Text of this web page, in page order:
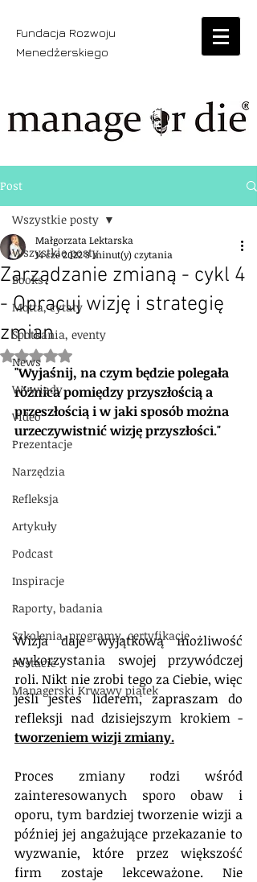
Fundacja Rozwoju
Menedżerskiego
Post
Wszystkie posty
Books
Motta, cytaty
Spotkania, eventy
News
Wywiady
Video
Prezentacje
Narzędzia
Refleksja
Artykuły
Podcast
Inspiracje
Raporty, badania
Szkolenia, programy, certyfikacje
Postacie
Managerski Krwawy piątek
Wszystkie posty
Zarządzanie zmianą - cykl 4
- Opracuj wizję i strategię
zmian
Małgorzata Lektarska
14 cze 20223 minut(y) czytania
Oceniono na NaN z 5 gwiazdek.
"Wyjaśnij, na czym będzie polegała
różnica pomiędzy przyszłością a
przeszłością i w jaki sposób można
urzeczywistnić wizję przyszłości."
Wizja daje wyjątkową możliwość
wykorzystania swojej przywódczej
roli. Nikt nie zrobi tego za Ciebie, więc
jeśli jesteś liderem, zapraszam do
tworzeniem wizji zmiany.
Proces zmiany rodzi wśród
zainteresowanych sporo obaw i
oporu, tym bardziej tworzenie wizji a
później jej angażujące przekazanie to
wyzwanie, które przez większość
firm zostaje lekceważone. Nie